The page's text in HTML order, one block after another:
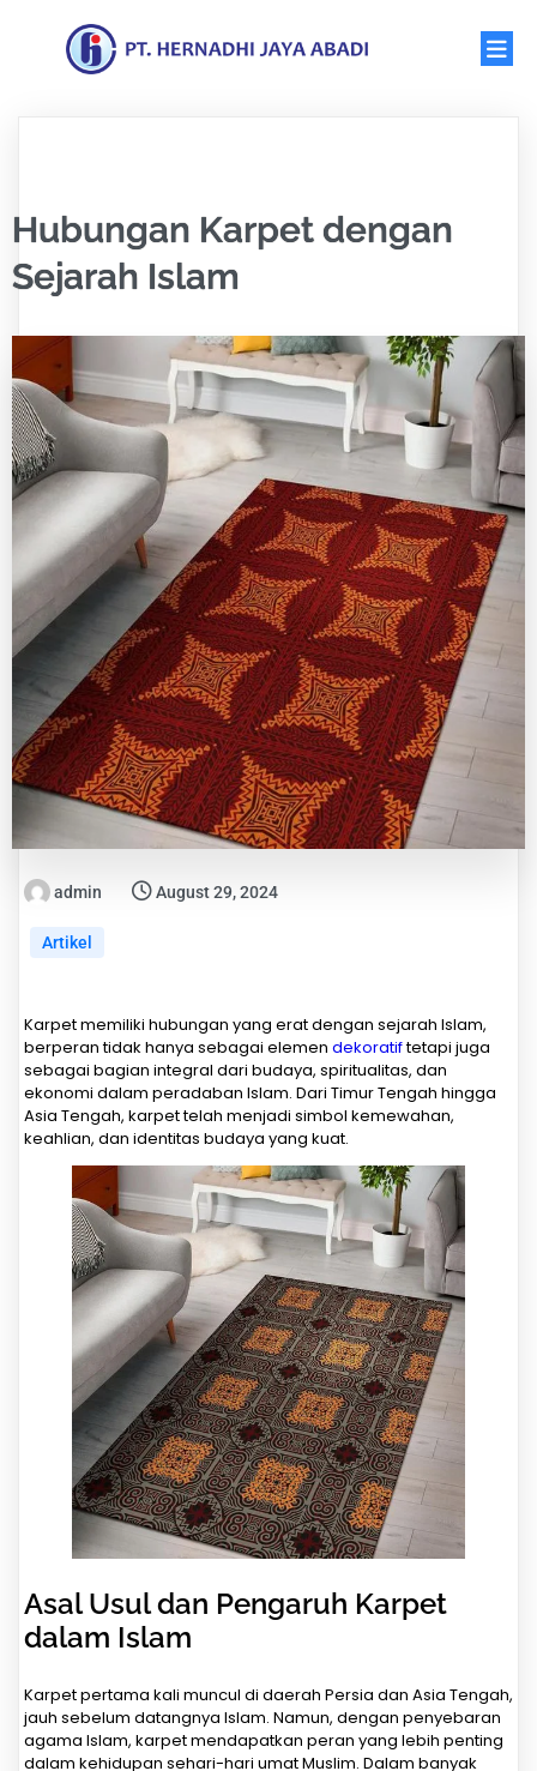
Hubungan Karpet dengan
Sejarah Islam
admin August 29, 2024
Artikel
Karpet memiliki hubungan yang erat dengan sejarah Islam,
berperan tidak hanya sebagai elemen dekoratiftetapi juga
sebagai bagian integral dari budaya, spiritualitas, dan
ekonomi dalam peradaban Islam. Dari Timur Tengah hingga
Asia Tengah, karpet telah menjadi simbol kemewahan,
keahlian, dan identitas budaya yang kuat.
Asal Usul dan Pengaruh Karpet
dalam Islam
Karpet pertama kali muncul di daerah Persia dan Asia Tengah,
jauh sebelum datangnya Islam. Namun, dengan penyebaran
agama Islam, karpet mendapatkan peran yang lebih penting
dalam kehidupan sehari-hari umat Muslim. Dalam banyak